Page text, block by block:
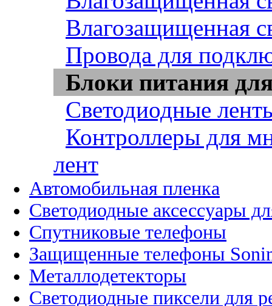
Влагозащищенная
Провода для
Блоки питания
Светодиодные
Контроллеры для
лент
Автомобильная пленка
Светодиодные аксессуары
Спутниковые телефоны
Защищенные телефоны
Металлодетекторы
Светодиодные пиксели для